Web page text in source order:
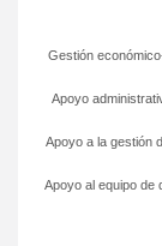
Apoyo al equipo de
Apoyo a la gestión
Apoyo
Gestión